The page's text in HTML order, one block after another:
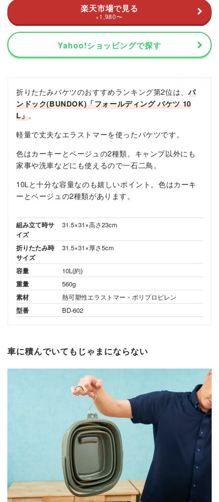
楽天市場で見る
¥ 1,980〜
Yahoo!ショッピングで探す
折りたたみバケツのおすすめランキング第2位は、 バ
ンドック(BUNDOK)「フォールディング バケツ 10
L」。
軽量で丈夫なエラストマーを使ったバケツです。
色はカーキーとベージュの2種類。キャンプ以外にも
家事や洗車などにも使えるので一石二鳥。
10Lと十分な容量なのも嬉しいポイント。色はカーキ
ーとベージュの2種類があります。
組み立て時サ
イズ
31.5×31×高さ23cm
折りたたみ時
サイズ
31.5×31×厚さ5cm
容量
10L(約)
重量
560g
素材
熱可塑性エラストマー・ポリプロピレン
型番
BD-602
車に積んでいてもじゃまにならない